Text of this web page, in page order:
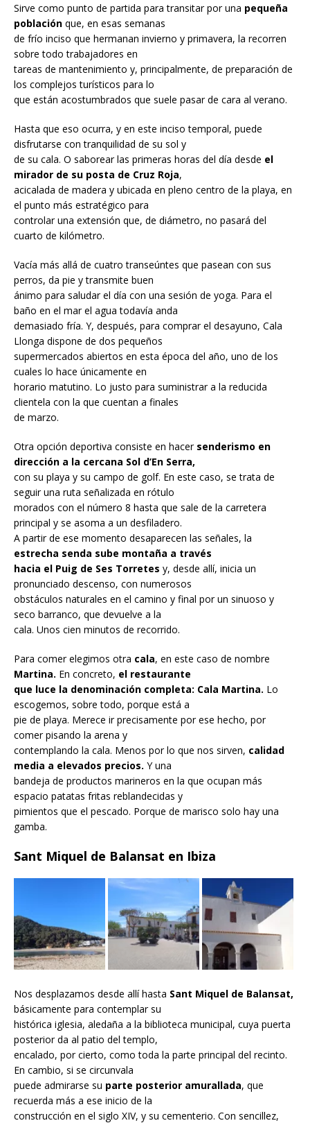
Sirve como punto de partida para transitar por una pequeña
población que, en esas semanas
de frío inciso que hermanan invierno y primavera, la recorren
sobre todo trabajadores en
tareas de mantenimiento y, principalmente, de preparación de
los complejos turísticos para lo
que están acostumbrados que suele pasar de cara al verano.
Hasta que eso ocurra, y en este inciso temporal, puede
disfrutarse con tranquilidad de su sol y
de su cala. O saborear las primeras horas del día desde el
mirador de su posta de Cruz Roja,
acicalada de madera y ubicada en pleno centro de la playa, en
el punto más estratégico para
controlar una extensión que, de diámetro, no pasará del
cuarto de kilómetro.
Vacía más allá de cuatro transeúntes que pasean con sus
perros, da pie y transmite buen
ánimo para saludar el día con una sesión de yoga. Para el
baño en el mar el agua todavía anda
demasiado fría. Y, después, para comprar el desayuno, Cala
Llonga dispone de dos pequeños
supermercados abiertos en esta época del año, uno de los
cuales lo hace únicamente en
horario matutino. Lo justo para suministrar a la reducida
clientela con la que cuentan a finales
de marzo.
Otra opción deportiva consiste en hacer senderismo en
dirección a la cercana Sol d’En Serra,
con su playa y su campo de golf. En este caso, se trata de
seguir una ruta señalizada en rótulo
morados con el número 8 hasta que sale de la carretera
principal y se asoma a un desfiladero.
A partir de ese momento desaparecen las señales, la
estrecha senda sube montaña a través
hacia el Puig de Ses Torretes y, desde allí, inicia un
pronunciado descenso, con numerosos
obstáculos naturales en el camino y final por un sinuoso y
seco barranco, que devuelve a la
cala. Unos cien minutos de recorrido.
Para comer elegimos otra cala, en este caso de nombre
Martina. En concreto, el restaurante
que luce la denominación completa: Cala Martina. Lo
escogemos, sobre todo, porque está a
pie de playa. Merece ir precisamente por ese hecho, por
comer pisando la arena y
contemplando la cala. Menos por lo que nos sirven, calidad
media a elevados precios. Y una
bandeja de productos marineros en la que ocupan más
espacio patatas fritas reblandecidas y
pimientos que el pescado. Porque de marisco solo hay una
gamba.
Sant Miquel de Balansat en Ibiza
Nos desplazamos desde allí hasta Sant Miquel de Balansat,
básicamente para contemplar su
histórica iglesia, aledaña a la biblioteca municipal, cuya puerta
posterior da al patio del templo,
encalado, por cierto, como toda la parte principal del recinto.
En cambio, si se circunvala
puede admirarse su parte posterior amurallada, que
recuerda más a ese inicio de la
construcción en el siglo XIV, y su cementerio. Con sencillez,